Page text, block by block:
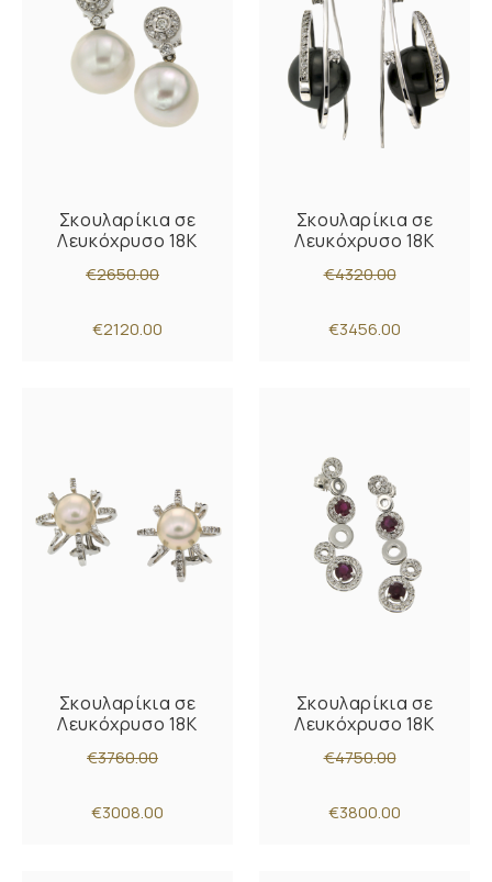
Σκουλαρίκια σε
Λευκόχρυσο 18Κ
€2650.00
€2120.00
Σκουλαρίκια σε
Λευκόχρυσο 18Κ
€4320.00
€3456.00
Σκουλαρίκια σε
Λευκόχρυσο 18Κ
€3760.00
€3008.00
Σκουλαρίκια σε
Λευκόχρυσο 18K
€4750.00
€3800.00